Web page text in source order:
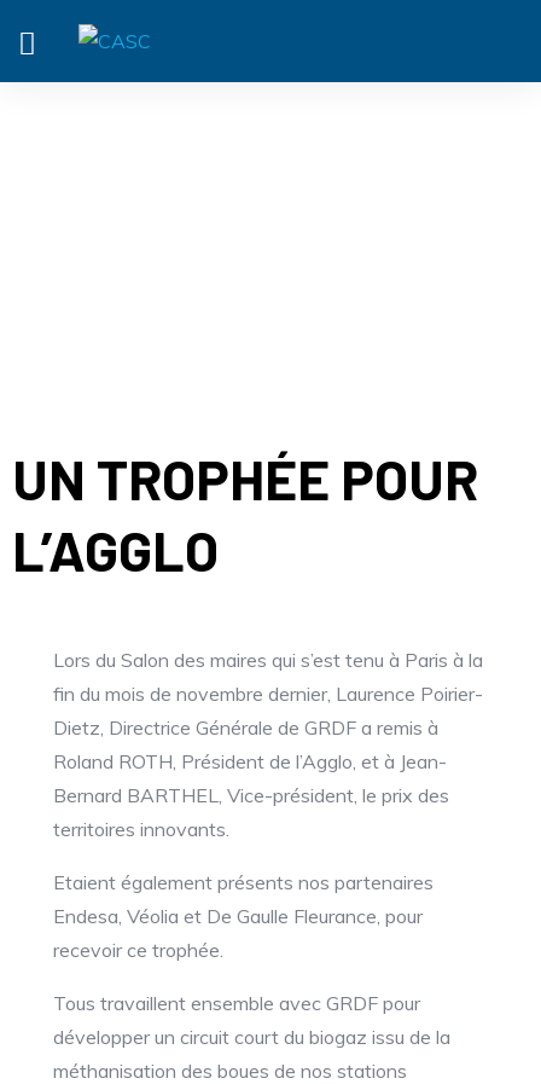
UN TROPHÉE POUR
L’AGGLO
Lors du Salon des maires qui s’est tenu à Paris à la
fin du mois de novembre dernier, Laurence Poirier-
Dietz, Directrice Générale de GRDF a remis à
Roland ROTH, Président de l’Agglo, et à Jean-
Bernard BARTHEL, Vice-président, le prix des
territoires innovants.
Etaient également présents nos partenaires
Endesa, Véolia et De Gaulle Fleurance, pour
recevoir ce trophée.
Tous travaillent ensemble avec GRDF pour
développer un circuit court du biogaz issu de la
méthanisation des boues de nos stations